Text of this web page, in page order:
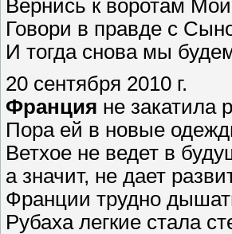
Вернись к воротам
Говори в правде с
И тогда снова мы
20 сентября 2010 г.
Франция не закатила
Пора ей в новые
Ветхое не ведет в
а значит, не дает
Франции трудно
Рубаха легкие стала